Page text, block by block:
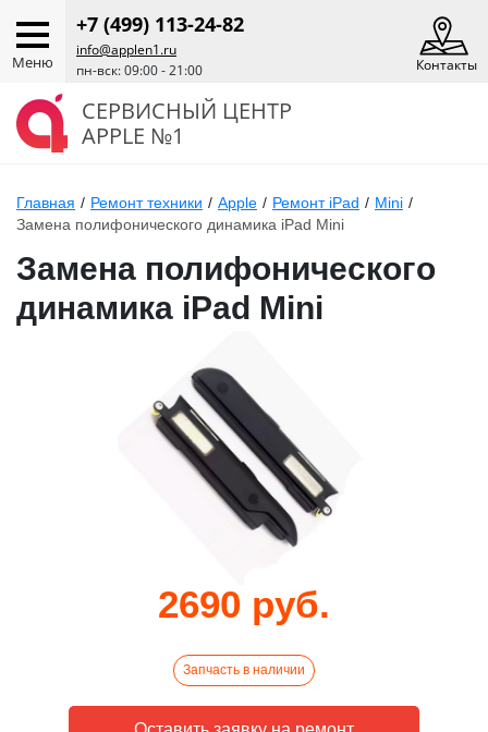
Меню
+7 (499) 113-24-82
info@applen1.ru
пн-вск: 09:00 - 21:00
Контакты
СЕРВИСНЫЙ ЦЕНТР
APPLE №1
Главная / Ремонт техники / Apple / Ремонт iPad / Mini /
Замена полифонического динамика iPad Mini
Замена полифонического
динамика iPad Mini
2690 руб.
Запчасть в наличии